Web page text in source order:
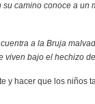
su camino conoce a un
a la Bruja
viven bajo el hechizo
y hacer que los niños